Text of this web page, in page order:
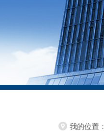
我的位置：